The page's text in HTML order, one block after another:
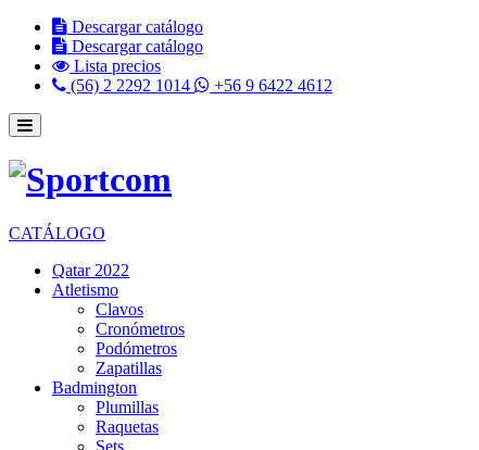
Descargar catálogo
Descargar catálogo
Lista precios
(56) 2 2292 1014
+56 9 6422 4612
CATÁLOGO
Qatar 2022
Atletismo
Clavos
Cronómetros
Podómetros
Zapatillas
Badmington
Plumillas
Raquetas
Sets